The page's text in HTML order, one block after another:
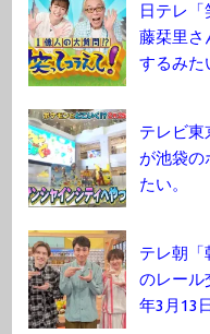
日テレ
藤栞里さ
するみた
テレビ東
が池袋の
たい。
テレ朝「
のレール
年3月13